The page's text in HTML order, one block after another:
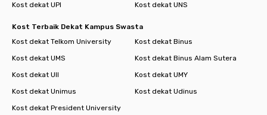
Kost dekat UPI
Kost dekat UNS
Kost Terbaik Dekat Kampus Swasta
Kost dekat Telkom University
Kost dekat Binus
Kost dekat UMS
Kost dekat Binus Alam Sutera
Kost dekat UII
Kost dekat UMY
Kost dekat Unimus
Kost dekat Udinus
Kost dekat President University